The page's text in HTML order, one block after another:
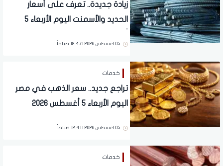
زيادة جديدة.. تعرف على أسعار
الحديد والأسمنت اليوم الأربعاء 5
05 اغسطس 2026 | 12:47 صباحاً
خدمات
تراجع جديد.. سعر الذهب في مصر
اليوم الأربعاء 5 أغسطس 2026
05 اغسطس 2026 | 12:41 صباحاً
خدمات